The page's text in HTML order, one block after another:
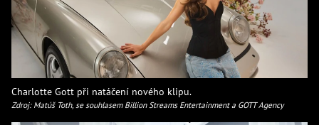
Charlotte Gott při natáčení nového klipu.
Zdroj: Matúš Toth, se souhlasem Billion Streams Entertainment a GOTT Agency